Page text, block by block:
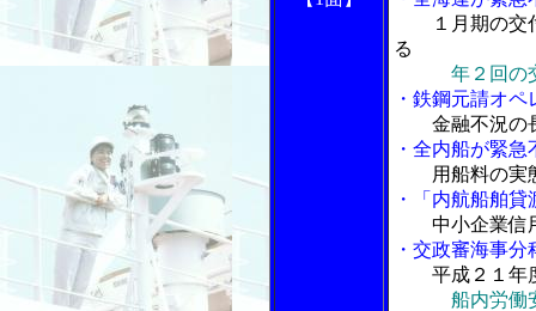
１月期の
る
年２回の
・鉄鋼元請オ
金融不況の
・全内船が緊
用船料の実
・「内航船舶
中小企業信
・交政審海事
平成２１年
船内労働